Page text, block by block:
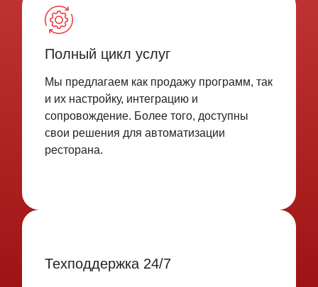
Полный цикл услуг
Мы предлагаем как продажу программ, так
и их настройку, интеграцию и
сопровождение. Более того, доступны
свои решения для автоматизации
ресторана.
Техподдержка 24/7